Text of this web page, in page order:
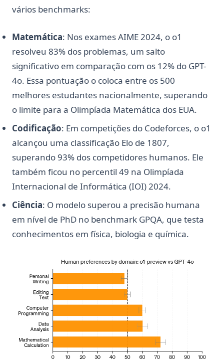
vários benchmarks:
Matemática: Nos exames AIME 2024, o o1
resolveu 83% dos problemas, um salto
significativo em comparação com os 12% do GPT-
4o. Essa pontuação o coloca entre os 500
melhores estudantes nacionalmente, superando
o limite para a Olimpíada Matemática dos EUA.
Codificação: Em competições do Codeforces, o o1
alcançou uma classificação Elo de 1807,
superando 93% dos competidores humanos. Ele
também ficou no percentil 49 na Olimpíada
Internacional de Informática (IOI) 2024.
Ciência: O modelo superou a precisão humana
em nível de PhD no benchmark GPQA, que testa
conhecimentos em física, biologia e química.